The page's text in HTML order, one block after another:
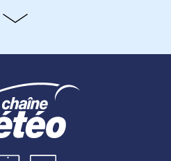
villes principales du pays.
de 19 ans. La musique
des régions les plus à
des plats traditionnels les